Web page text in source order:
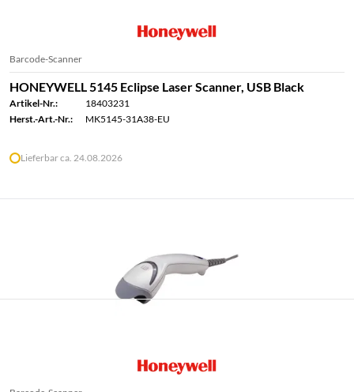
Barcode-Scanner
HONEYWELL 5145 Eclipse Laser Scanner, USB Black
Artikel-Nr.:
18403231
Herst.-Art.-Nr.:
MK5145-31A38-EU
Lieferbar ca. 24.08.2026